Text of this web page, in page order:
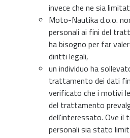
invece che ne sia
Moto-Nautika d.o.o.
personali ai fini del
ha bisogno per far
diritti legali,
un individuo ha
trattamento dei dati
verificato che i motivi
del trattamento
dell'interessato. Ove
personali sia stato